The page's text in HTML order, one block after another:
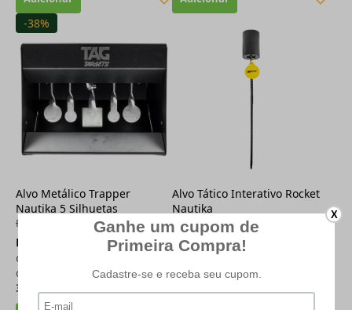
-38%
Alvo Metálico Trapper
Nautika 5 Silhuetas
R$ 319,00
R$ 177,11
à vista (11% de
desconto)
ou em até6xdeR$
33,17
Alvo Tático Interativo Rocket
Nautika
R$ 168,21à vista (11% de
desconto)
R$ 189,00
31,50
X